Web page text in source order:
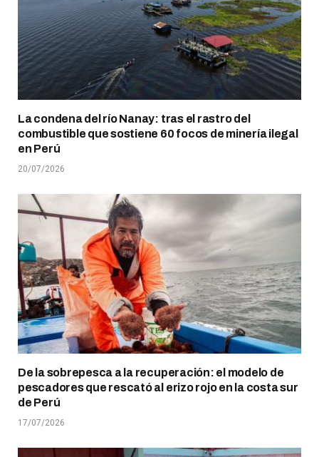
La condena del río Nanay: tras el rastro del
combustible que sostiene 60 focos de minería ilegal
en Perú
20/07/2026
De la sobrepesca a la recuperación: el modelo de
pescadores que rescató al erizo rojo en la costa sur
de Perú
17/07/2026